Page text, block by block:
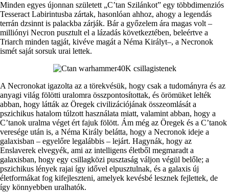
Minden egyes újonnan született „C’tan Szilánkot” egy többdimenziós
Tesseract Labirintusba zártak, hasonlóan ahhoz, ahogy a legendás
terrán dzsinnt is palackba zárják. Bár a győzelem ára magas volt –
milliónyi Necron pusztult el a lázadás következtében, beleértve a
Triarch minden tagját, kivéve magát a Néma Királyt–, a Necronok
ismét saját sorsuk urai lettek.
A Necronokat igazolta az a törekvésük, hogy csak a tudományra és az
anyagi világ fölötti uralomra összpontosítottak, és örömüket lelték
abban, hogy látták az Öregek civilizációjának összeomlását a
pszichikus hatalom túlzott használata miatt, valamint abban, hogy a
C’tanok uralma véget ért fajuk fölött. Ám még az Öregek és a C’tanok
veresége után is, a Néma Király belátta, hogy a Necronok ideje a
galaxisban – egyelőre legalábbis – lejárt. Hagynák, hogy az
Enslaverek elvegyék, ami az intelligens életből megmaradt a
galaxisban, hogy egy csillagközi pusztaság váljon végül belőle; a
pszichikus lények rajai így idővel elpusztulnak, és a galaxis új
életformákat fog kifejleszteni, amelyek kevésbé lesznek fejlettek, de
így könnyebben uralhatók.